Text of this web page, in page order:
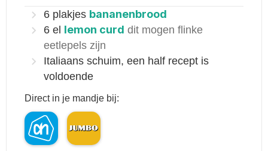
6 plakjes bananenbrood
6 el lemon curd dit mogen flinke
eetlepels zijn
Italiaans schuim, een half recept is
voldoende
Direct in je mandje bij: